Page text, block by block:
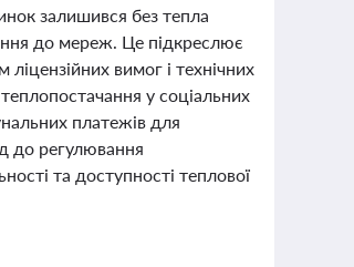
залишився без тепла
до мереж. Це підкреслює
вимог і технічних
у соціальних
платежів для
до регулювання
та доступності теплової